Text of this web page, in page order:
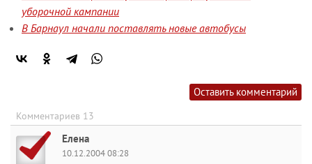
уборочной кампании
В Барнаул начали поставлять новые автобусы
Оставить комментарий
Комментариев 13
Елена
10.12.2004 08:28